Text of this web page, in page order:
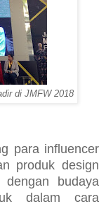
di JMFW 2018
para influencer
produk design
budaya
dalam cara